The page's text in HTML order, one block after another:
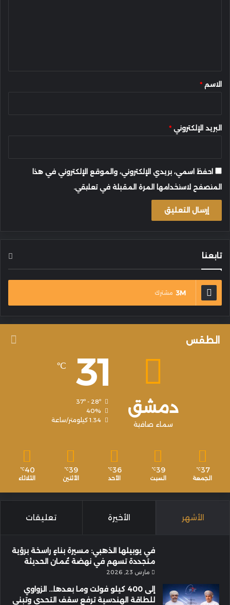
*الاسم *
البريد الإلكتروني *
احفظ اسمي، بريدي الإلكتروني، والموقع الإلكتروني في هذا
المتصفح لاستخدامها المرة المقبلة في تعليقي.
تابعنا
3M مشترك
الطقس
دمشق
سماء صافية
31
℃
40%
1.34 كيلومتر/ساعة
37
℃
الجمعة
39
℃
السبت
36
℃
الأحد
39
℃
الأثنين
40
℃
الثلاثاء
الأشهر الأخيرة تعليقات
في يوبيلها الذهبي: مسيرة بناءٍ راسخة برؤية
متجددة تسهم في نهضة عُمان الحديثة
مارس 23, 2026
إلى 400 كيلو فولت وما بعدها… الزواوي
للطاقة الهندسية ترفع سقف التحدي وتبني